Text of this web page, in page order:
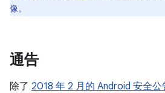
像。
通告
除了 2018 年 2 月的 Android 安全公